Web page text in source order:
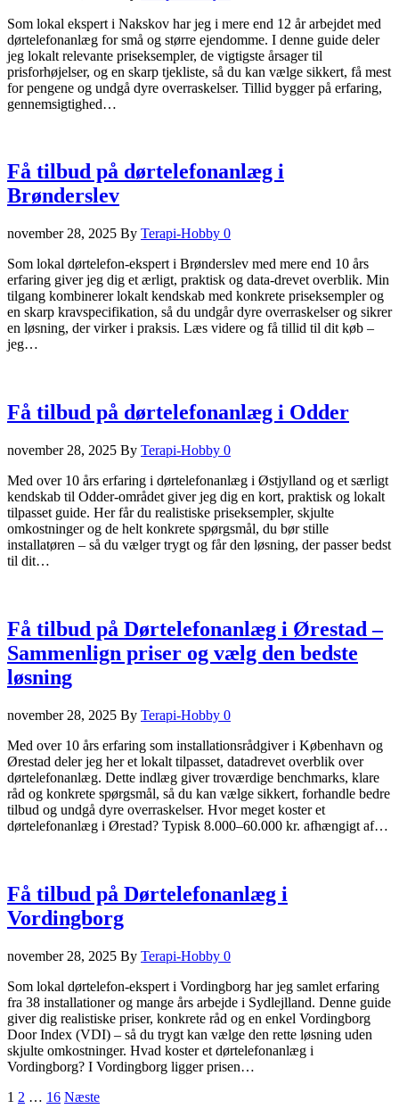
Som lokal ekspert i Nakskov har jeg i mere end 12 år arbejdet med
dørtelefonanlæg for små og større ejendomme. I denne guide deler
jeg lokalt relevante priseksempler, de vigtigste årsager til
prisforhøjelser, og en skarp tjekliste, så du kan vælge sikkert, få mest
for pengene og undgå dyre overraskelser. Tillid bygger på erfaring,
gennemsigtighed…
Få tilbud på dørtelefonanlæg i
Brønderslev
november 28, 2025 By Terapi-Hobby 0
Som lokal dørtelefon-ekspert i Brønderslev med mere end 10 års
erfaring giver jeg dig et ærligt, praktisk og data-drevet overblik. Min
tilgang kombinerer lokalt kendskab med konkrete priseksempler og
en skarp kravspecifikation, så du undgår dyre overraskelser og sikrer
en løsning, der virker i praksis. Læs videre og få tillid til dit køb –
jeg…
Få tilbud på dørtelefonanlæg i Odder
november 28, 2025 By Terapi-Hobby 0
Med over 10 års erfaring i dørtelefonanlæg i Østjylland og et særligt
kendskab til Odder‑området giver jeg dig en kort, praktisk og lokalt
tilpasset guide. Her får du realistiske priseksempler, skjulte
omkostninger og de helt konkrete spørgsmål, du bør stille
installatøren – så du vælger trygt og får den løsning, der passer bedst
til dit…
Få tilbud på Dørtelefonanlæg i Ørestad –
Sammenlign priser og vælg den bedste
løsning
november 28, 2025 By Terapi-Hobby 0
Med over 10 års erfaring som installationsrådgiver i København og
Ørestad deler jeg her et lokalt tilpasset, datadrevet overblik over
dørtelefonanlæg. Dette indlæg giver troværdige benchmarks, klare
råd og konkrete spørgsmål, så du kan vælge sikkert, forhandle bedre
tilbud og undgå dyre overraskelser. Hvor meget koster et
dørtelefonanlæg i Ørestad? Typisk 8.000–60.000 kr. afhængigt af…
Få tilbud på Dørtelefonanlæg i
Vordingborg
november 28, 2025 By Terapi-Hobby 0
Som lokal dørtelefon-ekspert i Vordingborg har jeg samlet erfaring
fra 38 installationer og mange års arbejde i Sydlejlland. Denne guide
giver dig realistiske priser, konkrete råd og en enkel Vordingborg
Door Index (VDI) – så du trygt kan vælge den rette løsning uden
skjulte omkostninger. Hvad koster et dørtelefonanlæg i
Vordingborg? I Vordingborg ligger prisen…
Indlægsinddeling
1 2 … 16 Næste